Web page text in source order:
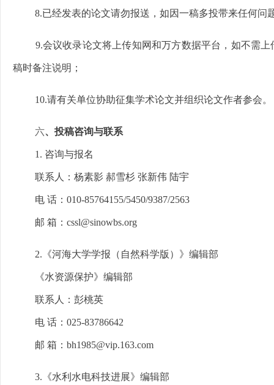
8.已经发表的论文请勿报送，如因一稿多投带来任何问
9.会议收录论文将上传知网和万方数据平台，如不需
稿时备注说明；
10.请有关单位协助征集学术论文并组织论文作者参会。
六、投稿咨询与联系
1. 咨询与报名
联系人：杨素影 郝雪杉 张新伟 陆宇
电 话：010-85764155/5450/9387/2563
邮 箱：cssl@sinowbs.org
2.《河海大学学报（自然科学版）》编辑部
《水资源保护》编辑部
联系人：彭桃英
电 话：025-83786642
邮 箱：bh1985@vip.163.com
3.《水利水电科技进展》编辑部